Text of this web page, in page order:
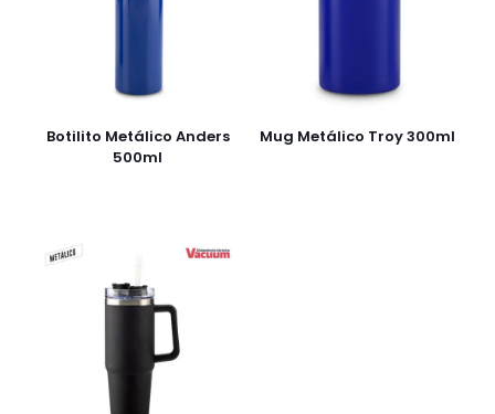
Botilito Metálico Anders
500ml
Mug Metálico Troy 300ml